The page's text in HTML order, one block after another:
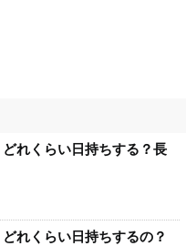
れくらい日持ちする？長
れくらい日持ちするの？